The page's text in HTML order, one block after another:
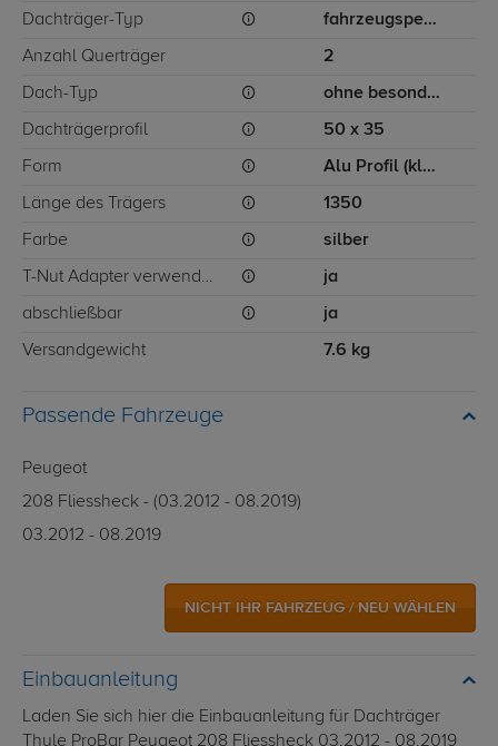
Dachträger-Typ fahrzeugspezifisch
Anzahl Querträger 2
Dach-Typ ohne besondere Dachträgerbefestigung
Dachträgerprofil 50 x 35
Form Alu Profil (klassisch)
Länge des Trägers 1350
Farbe silber
T-Nut Adapter verwendbar ja
abschließbar ja
Versandgewicht 7.6 kg
Passende Fahrzeuge
Peugeot
208 Fliessheck - (03.2012 - 08.2019)
03.2012 - 08.2019
NICHT IHR FAHRZEUG / NEU WÄHLEN
Einbauanleitung
Laden Sie sich hier die Einbauanleitung für Dachträger
Thule ProBar Peugeot 208 Fliessheck 03.2012 - 08.2019